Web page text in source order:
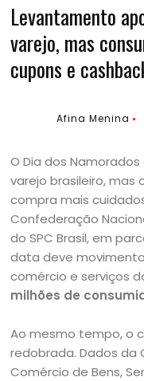
Levantamento
varejo, mas
cupons e
Afina Menina
O Dia dos
varejo brasileiro,
compra mais
Confederação
do SPC Brasil, em
data deve
comércio e serviços
milhões de
Ao mesmo tempo, o
redobrada. Dados da
Comércio de Bens,